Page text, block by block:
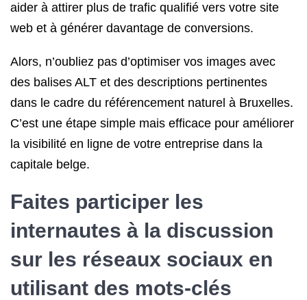
aider à attirer plus de trafic qualifié vers votre site
web et à générer davantage de conversions.
Alors, n’oubliez pas d’optimiser vos images avec
des balises ALT et des descriptions pertinentes
dans le cadre du référencement naturel à Bruxelles.
C’est une étape simple mais efficace pour améliorer
la visibilité en ligne de votre entreprise dans la
capitale belge.
Faites participer les
internautes à la discussion
sur les réseaux sociaux en
utilisant des mots-clés